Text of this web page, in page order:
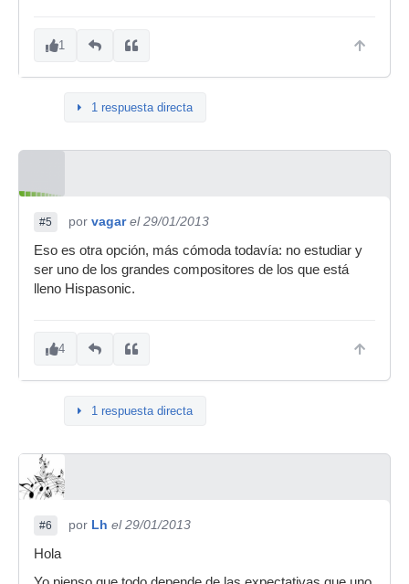
1
1 respuesta directa
#5 por vagar el 29/01/2013
Eso es otra opción, más cómoda todavía: no estudiar y
ser uno de los grandes compositores de los que está
lleno Hispasonic.
4
1 respuesta directa
#6 por Lh el 29/01/2013
Hola